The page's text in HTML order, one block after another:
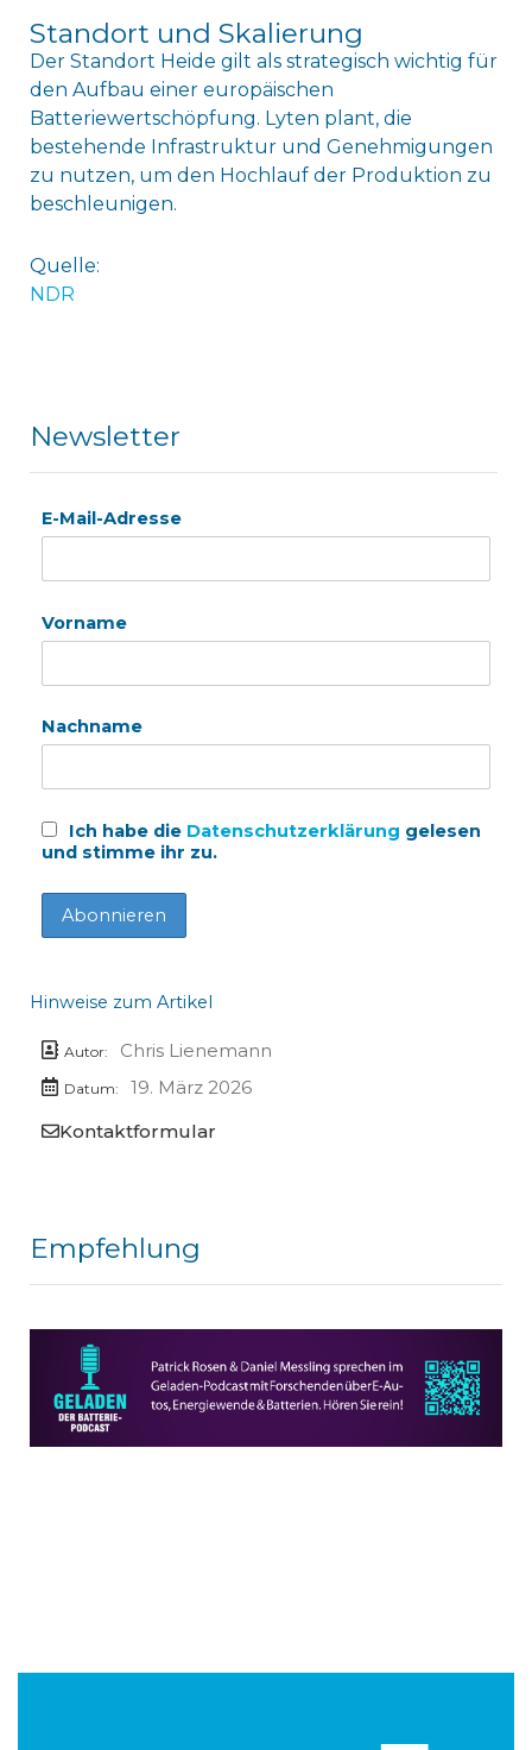
Standort und Skalierung
Der Standort Heide gilt als strategisch wichtig für
den Aufbau einer europäischen
Batteriewertschöpfung. Lyten plant, die
bestehende Infrastruktur und Genehmigungen
zu nutzen, um den Hochlauf der Produktion zu
beschleunigen.
Quelle:
NDR
Newsletter
E-Mail-Adresse
Vorname
Nachname
Ich habe die Datenschutzerklärung gelesen
und stimme ihr zu.
Hinweise zum Artikel
Autor: Chris Lienemann
Datum:
19. März 2026
Kontaktformular
Empfehlung